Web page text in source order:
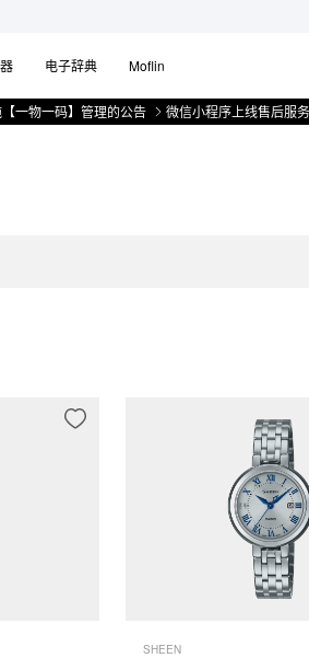
电子辞典 Moflin
一码】管理的公告 微信小程序上线售后服务公告
SHEEN